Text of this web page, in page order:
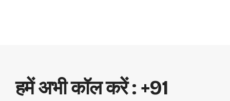
हमें अभी कॉल करें : +91